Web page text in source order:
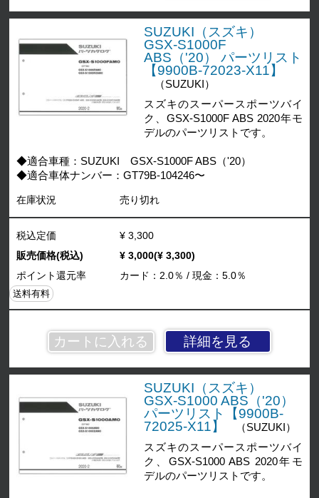
SUZUKI（スズキ）
GSX-S1000F
ABS（'20） パーツリスト
【9900B-72023-X11】
（SUZUKI）
スズキのスーパースポーツバイ
ク、GSX-S1000F ABS 2020年モ
デルのパーツリストです。
◆適合車種：SUZUKI GSX-S1000F ABS（'20）
◆適合車体ナンバー：GT79B-104246〜
在庫状況 売り切れ
詳細を見る
税込定価
¥ 3,300
販売価格(税込)
¥ 3,000(¥ 3,300)
ポイント還元率
カード：2.0％ / 現金：5.0％
送料有料
SUZUKI（スズキ）
GSX-S1000 ABS（'20）
パーツリスト【9900B-
72025-X11】
（SUZUKI）
スズキのスーパースポーツバイ
ク、GSX-S1000 ABS 2020年モ
デルのパーツリストです。